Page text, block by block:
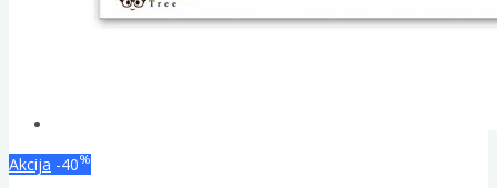
Akcija -40%